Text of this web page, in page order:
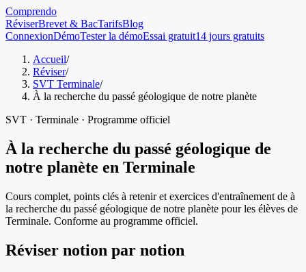
Comprendo
RéviserBrevet & BacTarifsBlog
ConnexionDémoTester la démoEssai gratuit14 jours gratuits
Accueil/
Réviser/
SVT Terminale/
À la recherche du passé géologique de notre planète
SVT · Terminale · Programme officiel
À la recherche du passé géologique de
notre planète en Terminale
Cours complet, points clés à retenir et exercices d'entraînement de à
la recherche du passé géologique de notre planète pour les élèves de
Terminale. Conforme au programme officiel.
Réviser notion par notion